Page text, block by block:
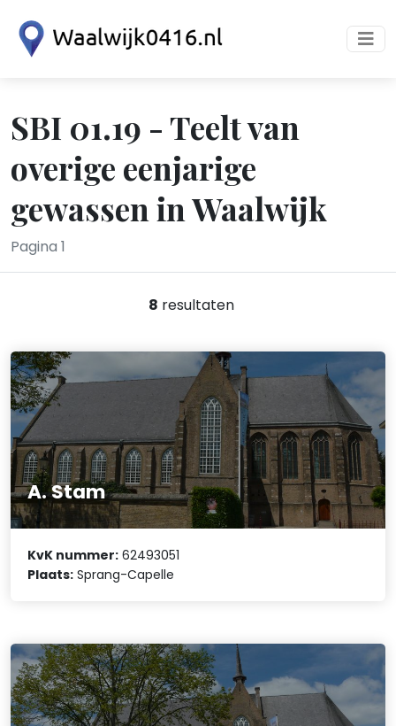
SBI 01.19 - Teelt van
overige eenjarige
gewassen in Waalwijk
Pagina 1
8 resultaten
A. Stam
KvK nummer: 62493051
Plaats: Sprang-Capelle